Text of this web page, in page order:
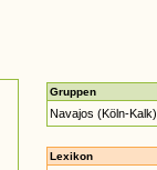
Gruppen
Navajos (Köln-Kalk)
Lexikon